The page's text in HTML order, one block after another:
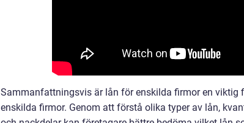
Sammanfattningsvis är lån för enskilda firmor en viktig
enskilda firmor. Genom att förstå olika typer av lån,